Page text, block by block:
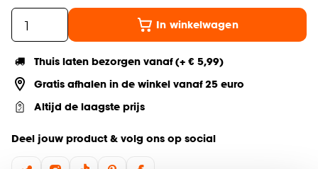
In winkelwagen
Thuis laten bezorgen vanaf (+ € 5,99)
Gratis afhalen in de winkel vanaf 25 euro
Altijd de laagste prijs
Deel jouw product & volg ons op social